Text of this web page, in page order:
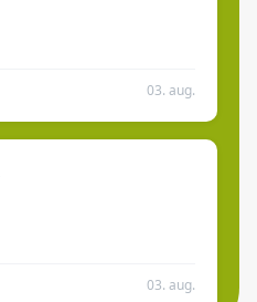
03. aug.
03. aug.